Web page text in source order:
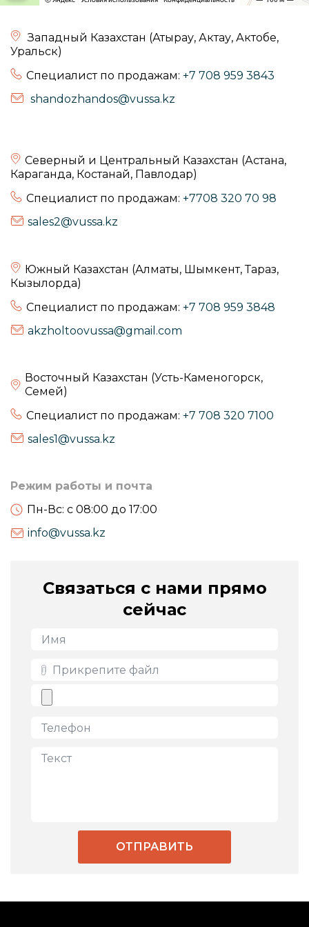
Западный Казахстан (Атырау, Актау, Актобе,
Уральск)
Специалист по продажам: +7 708 959 3843
shandozhandos@vussa.kz
Северный и Центральный Казахстан (Астана,
Караганда, Костанай, Павлодар)
Специалист по продажам: +7708 320 70 98
sales2@vussa.kz
Южный Казахстан (Алматы, Шымкент, Тараз,
Кызылорда)
Специалист по продажам: +7 708 959 3848
akzholtoovussa@gmail.com
Восточный Казахстан (Усть-Каменогорск,
Семей)
Специалист по продажам: +7 708 320 7100
sales1@vussa.kz
Режим работы и почта
Пн-Вс: с 08:00 до 17:00
info@vussa.kz
Связаться с нами прямо
сейчас
Имя *
Прикрепите файл
Телефон *
Текст